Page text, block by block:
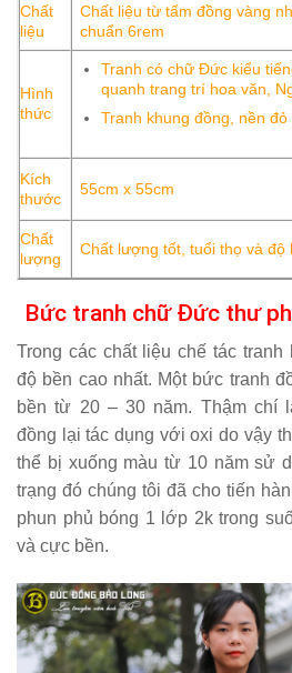
Chất
liệu
Chất liệu từ tấm đồng vàng
chuẩn 6rem
Hình
thức
Tranh có chữ Đức kiểu
quanh trang trí hoa văn,
Tranh khung đồng, nền đỏ
Kích
thước
55cm x 55cm
Chất
lượng
Chất lượng tốt, tuổi thọ và độ
Bức tranh chữ Đức thư
Trong các chất liệu chế tác tranh
độ bền cao nhất. Một bức tranh
bền từ 20 – 30 năm. Thậm chí
đồng lại tác dụng với oxi do vậy
thể bị xuống màu từ 10 năm sử
trạng đó chúng tôi đã cho tiến
phun phủ bóng 1 lớp 2k trong
và cực bền.